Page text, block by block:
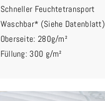
Schneller Feuchtetransport
Waschbar* (Siehe Datenblatt)
Oberseite: 280g/m²
Füllung: 300 g/m²